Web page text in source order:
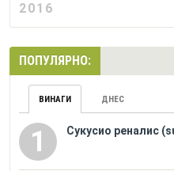
2016
ПОПУЛЯРНО:
ВИНАГИ ДНЕС
1 Сукусио реналис